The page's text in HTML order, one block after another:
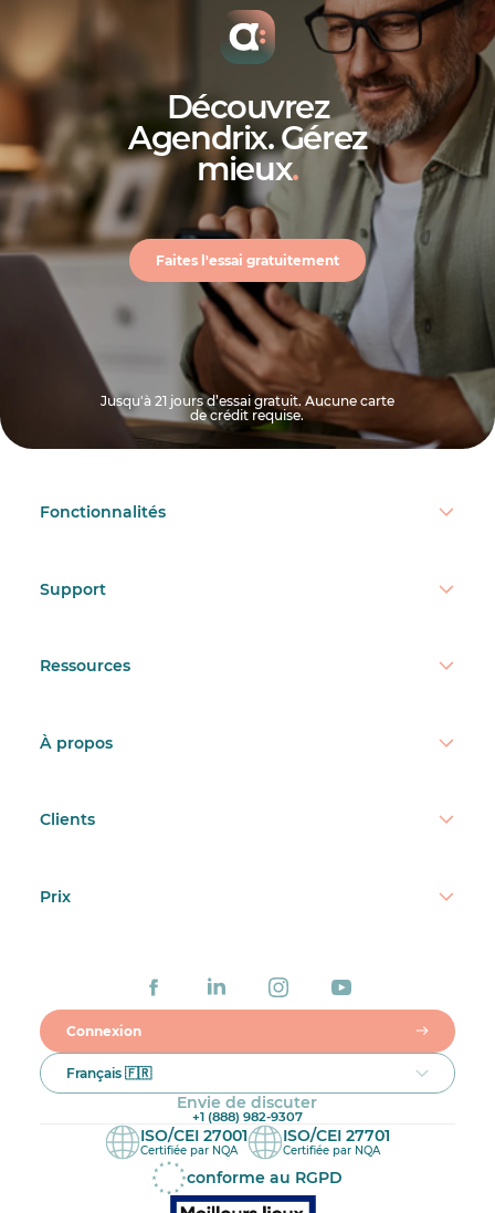
Découvrez
Agendrix. Gérez
mieux.
Faites l'essai gratuitement
Jusqu'à 21 jours d’essai gratuit. Aucune carte
de crédit requise.
Fonctionnalités
Support
Ressources
À propos
Clients
Prix
Connexion
Français 🇫🇷
Envie de discuter
+1 (888) 982-9307
ISO/CEI 27001
Certifiée par NQA
ISO/CEI 27701
Certifiée par NQA
conforme au RGPD